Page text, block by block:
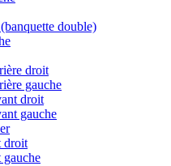
double)
droit
gauche
droit
gauche
droit
gauche